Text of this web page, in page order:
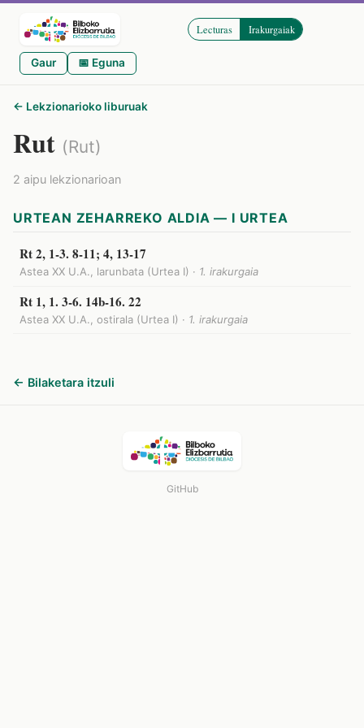
Lecturas Irakurgaiak
Gaur 📅 Eguna
← Lekzionarioko liburuak
Rut (Rut)
2 aipu lekzionarioan
URTEAN ZEHARREKO ALDIA — I URTEA
Rt 2, 1-3. 8-11; 4, 13-17
Astea XX U.A., larunbata (Urtea I) · 1. irakurgaia
Rt 1, 1. 3-6. 14b-16. 22
Astea XX U.A., ostirala (Urtea I) · 1. irakurgaia
← Bilaketara itzuli
GitHub